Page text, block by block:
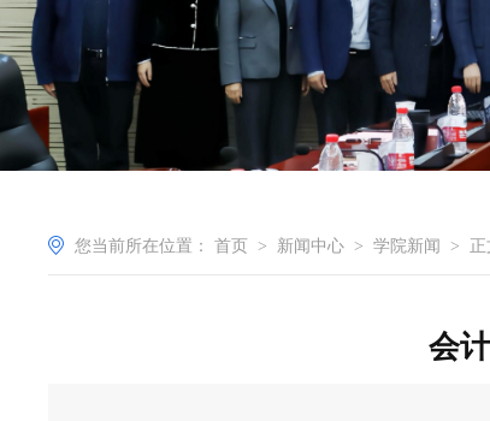
您当前所在位置：首页 > 新闻中心 > 学院新闻 > 正
会